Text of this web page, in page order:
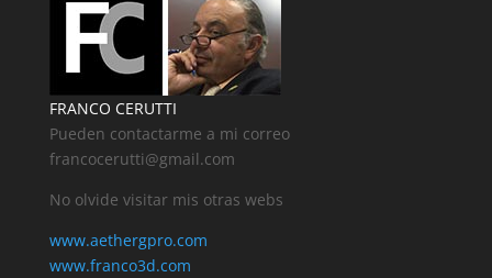
FRANCO CERUTTI
Pueden contactarme a mi correo
francocerutti@gmail.com
No olvide visitar mis otras webs
www.aethergpro.com
www.franco3d.com